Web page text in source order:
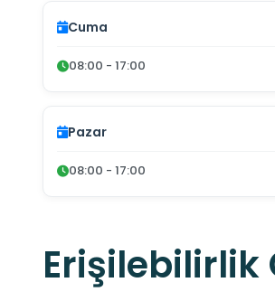
Cuma
08:00 - 17:00
Pazar
08:00 - 17:00
Erişilebilirlik